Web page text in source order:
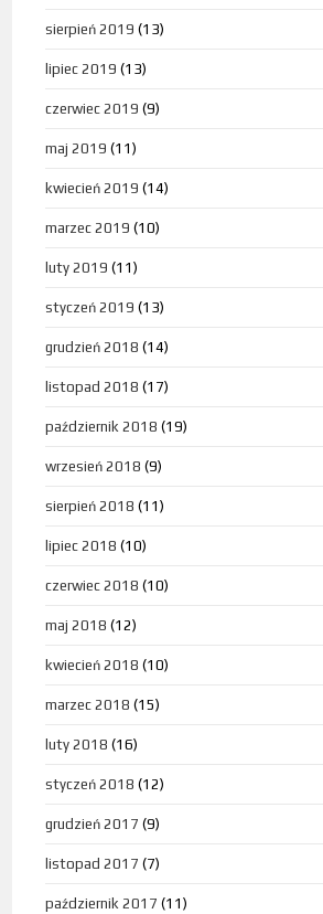
sierpień 2019 (13)
lipiec 2019 (13)
czerwiec 2019 (9)
maj 2019 (11)
kwiecień 2019 (14)
marzec 2019 (10)
luty 2019 (11)
styczeń 2019 (13)
grudzień 2018 (14)
listopad 2018 (17)
październik 2018 (19)
wrzesień 2018 (9)
sierpień 2018 (11)
lipiec 2018 (10)
czerwiec 2018 (10)
maj 2018 (12)
kwiecień 2018 (10)
marzec 2018 (15)
luty 2018 (16)
styczeń 2018 (12)
grudzień 2017 (9)
listopad 2017 (7)
październik 2017 (11)